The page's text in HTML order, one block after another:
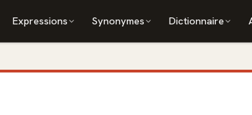
Expressions Synonymes Dictionnaire